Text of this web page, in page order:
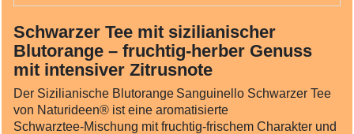
Schwarzer Tee mit sizilianischer
Blutorange – fruchtig-herber Genuss
mit intensiver Zitrusnote
Der Sizilianische Blutorange Sanguinello Schwarzer Tee
von Naturideen® ist eine aromatisierte
Schwarztee‑Mischung mit fruchtig‑frischem Charakter und